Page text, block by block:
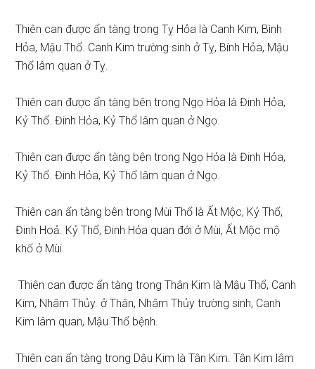
Thiên can được ẩn tàng trong Tỵ Hỏa là Canh Kim, Bình
Hỏa, Mậu Thổ. Canh Kim trường sinh ở Tỵ, Bính Hỏa, Mậu
Thổ lâm quan ở Tỵ.
Thiên can được ẩn tàng bên trong Ngọ Hỏa là Đinh Hỏa,
Kỷ Thổ. Đinh Hỏa, Kỷ Thổ lâm quan ở Ngọ.
Thiên can được ẩn tàng bên trong Ngọ Hỏa là Đinh Hỏa,
Kỷ Thổ. Đinh Hỏa, Kỷ Thổ lâm quan ở Ngọ.
Thiên can ẩn tàng bên trong Mùi Thổ là Ất Mộc, Kỷ Thổ,
Đinh Hoả. Kỷ Thổ, Đinh Hỏa quan đới ở Mùi, Ất Mộc mộ
khố ở Mùi.
Thiên can được ẩn tàng trong Thân Kim là Mậu Thổ, Canh
Kim, Nhâm Thủy. ở Thân, Nhâm Thủy trường sinh, Canh
Kim lâm quan, Mậu Thổ bệnh.
Thiên can ẩn tàng trong Dậu Kim là Tân Kim. Tân Kim lâm